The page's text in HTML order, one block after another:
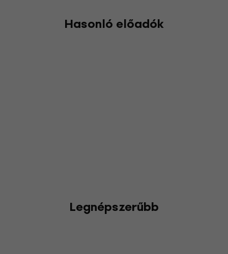
Hasonló előadók
Legnépszerűbb